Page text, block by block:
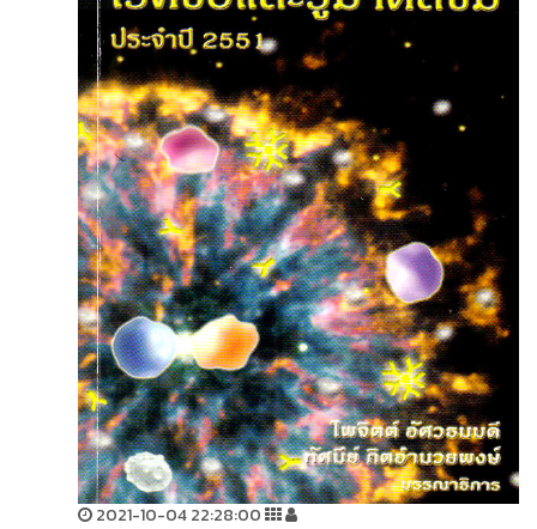
2021-10-04 22:28:00